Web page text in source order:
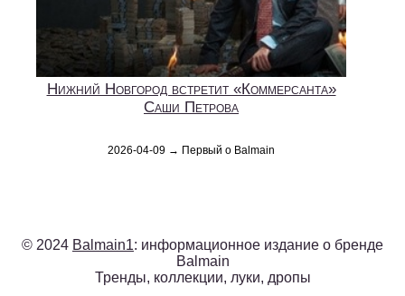
Нижний Новгород встретит «Коммерсанта»
Саши Петрова
2026-04-09 → Первый о Balmain
© 2024 Balmain1: информационное издание о бренде
Balmain
Тренды, коллекции, луки, дропы